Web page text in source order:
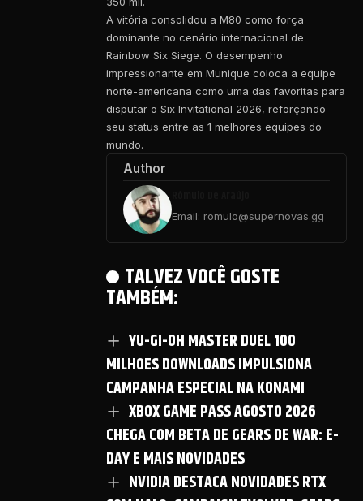
A vitória consolidou a M80 como força
dominante no cenário internacional de
Rainbow Six Siege. O desempenho
impressionante em Munique coloca a equipe
norte-americana como uma das favoritas para
disputar o Six Invitational 2026, reforçando
seu status entre as 1 melhores equipes do
mundo.
Author
Email: romulo@supernovas.gg
TALVEZ VOCÊ GOSTE
TAMBÉM:
YU-GI-OH MASTER DUEL 100
MILHOES DOWNLOADS IMPULSIONA
CAMPANHA ESPECIAL NA KONAMI
XBOX GAME PASS AGOSTO 2026
CHEGA COM BETA DE GEARS DE WAR: E-
DAY E MAIS NOVIDADES
NVIDIA DESTACA NOVIDADES RTX